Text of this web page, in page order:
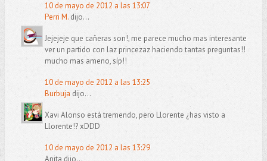
10 de mayo de 2012 a las 13:07
Perri M.dijo...
Jejejeje que cañeras son!, me parece mucho mas interesante
ver un partido con laz princezaz haciendo tantas preguntas!!
mucho mas ameno, síp!!
10 de mayo de 2012 a las 13:25
Burbuja dijo...
Xavi Alonso está tremendo, pero Llorente ¿has visto a
Llorente!? xDDD
10 de mayo de 2012 a las 13:29
Anita dijo...